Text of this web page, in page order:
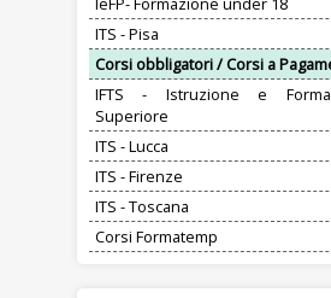
ITS - Pisa
Corsi obbligatori / Corsi a
IFTS - Istruzione e
Superiore
ITS - Lucca
ITS - Firenze
ITS - Toscana
Corsi Formatemp